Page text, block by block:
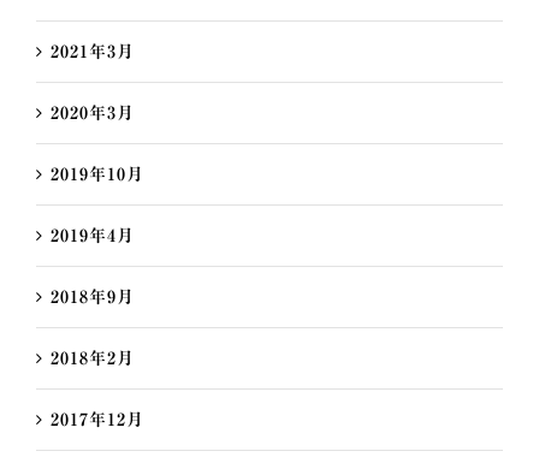
2021年3月
2020年3月
2019年10月
2019年4月
2018年9月
2018年2月
2017年12月